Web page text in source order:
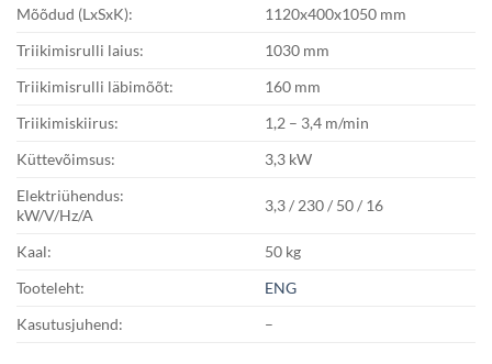
Mõõdud (LxSxK):
1120x400x1050 mm
Triikimisrulli laius:
1030 mm
Triikimisrulli läbimõõt:
160 mm
Triikimiskiirus:
1,2 – 3,4 m/min
Küttevõimsus:
3,3 kW
Elektriühendus:
kW/V/Hz/A
3,3 / 230 / 50 / 16
Kaal:
50 kg
Tooteleht:
ENG
Kasutusjuhend:
–